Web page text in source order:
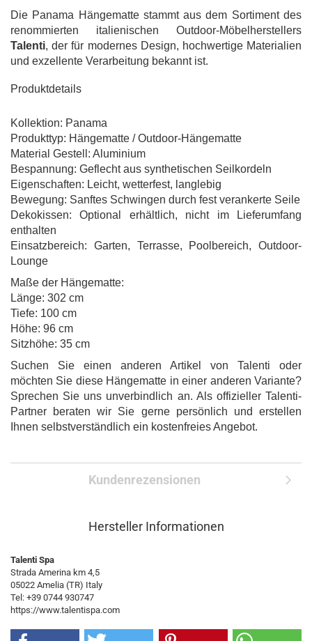
Die Panama Hängematte stammt aus dem Sortiment des
renommierten italienischen Outdoor-Möbelherstellers
Talenti, der für modernes Design, hochwertige Materialien
und exzellente Verarbeitung bekannt ist.
Produktdetails
Kollektion: Panama
Produkttyp: Hängematte / Outdoor-Hängematte
Material Gestell: Aluminium
Bespannung: Geflecht aus synthetischen Seilkordeln
Eigenschaften: Leicht, wetterfest, langlebig
Bewegung: Sanftes Schwingen durch fest verankerte Seile
Dekokissen: Optional erhältlich, nicht im Lieferumfang
enthalten
Einsatzbereich: Garten, Terrasse, Poolbereich, Outdoor-
Lounge
Maße der Hängematte:
Länge: 302 cm
Tiefe: 100 cm
Höhe: 96 cm
Sitzhöhe: 35 cm
Suchen Sie einen anderen Artikel von Talenti oder
möchten Sie diese Hängematte in einer anderen Variante?
Sprechen Sie uns unverbindlich an. Als offizieller Talenti-
Partner beraten wir Sie gerne persönlich und erstellen
Ihnen selbstverständlich ein kostenfreies Angebot.
Kundenrezensionen
Hersteller Informationen
Talenti Spa
Strada Amerina km 4,5
05022 Amelia (TR) Italy
Tel: +39 0744 930747
https://www.talentispa.com